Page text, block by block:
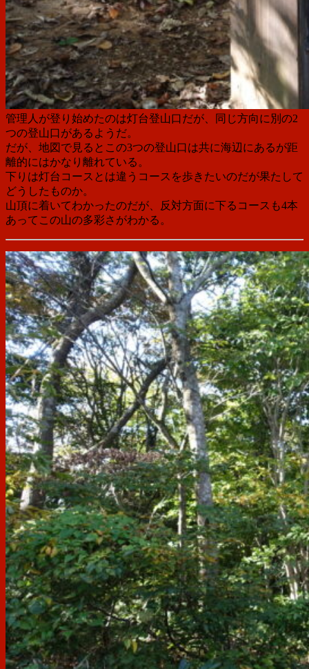
管理人が登り始めたのは灯台登山口だが、同じ方向に別の2
つの登山口があるようだ。
だが、地図で見るとこの3つの登山口は共に海辺にあるが距
離的にはかなり離れている。
下りは灯台コースとは違うコースを歩きたいのだが果たして
どうしたものか。
山頂に着いてわかったのだが、反対方面に下るコースも4本
あってこの山の多彩さがわかる。